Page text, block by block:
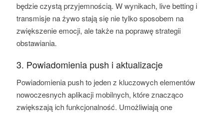
będzie czystą przyjemnością. W wynikach, live betting i
transmisje na żywo stają się nie tylko sposobem na
zwiększenie emocji, ale także na poprawę strategii
obstawiania.
3. Powiadomienia push i aktualizacje
Powiadomienia push to jeden z kluczowych elementów
nowoczesnych aplikacji mobilnych, które znacząco
zwiększają ich funkcjonalność. Umożliwiają one